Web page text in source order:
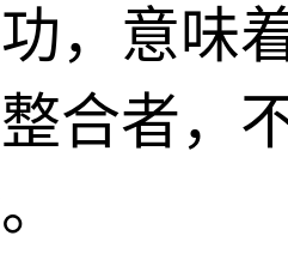
，意味
合者，